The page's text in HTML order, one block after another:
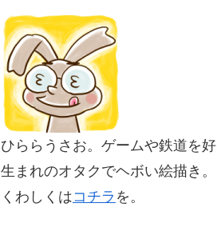
ひららうさお。ゲームや鉄道を
生まれのオタクでヘボい絵描き
くわしくはコチラ を。